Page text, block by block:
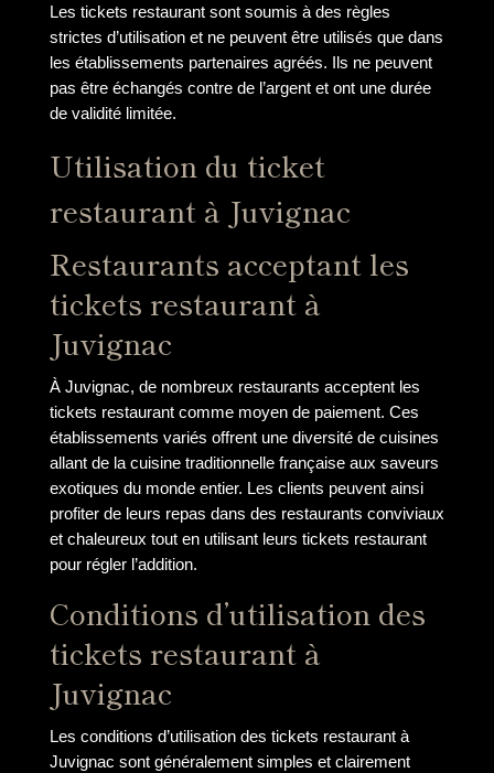
Les tickets restaurant sont soumis à des règles
strictes d’utilisation et ne peuvent être utilisés que dans
les établissements partenaires agréés. Ils ne peuvent
pas être échangés contre de l’argent et ont une durée
de validité limitée.
Utilisation du ticket
restaurant à Juvignac
Restaurants acceptant les
tickets restaurant à
Juvignac
À Juvignac, de nombreux restaurants acceptent les
tickets restaurant comme moyen de paiement. Ces
établissements variés offrent une diversité de cuisines
allant de la cuisine traditionnelle française aux saveurs
exotiques du monde entier. Les clients peuvent ainsi
profiter de leurs repas dans des restaurants conviviaux
et chaleureux tout en utilisant leurs tickets restaurant
pour régler l’addition.
Conditions d’utilisation des
tickets restaurant à
Juvignac
Les conditions d’utilisation des tickets restaurant à
Juvignac sont généralement simples et clairement